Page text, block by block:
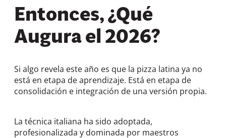
Entonces, ¿Qué
Augura el 2026?
Si algo revela este año es que la pizza latina ya no
está en etapa de aprendizaje. Está en etapa de
consolidación e integración de una versión propia.
La técnica italiana ha sido adoptada,
profesionalizada y dominada por maestros